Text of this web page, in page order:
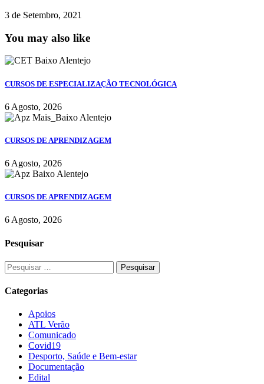
3 de Setembro, 2021
You may also like
CURSOS DE ESPECIALIZAÇÃO TECNOLÓGICA
6 Agosto, 2026
CURSOS DE APRENDIZAGEM
6 Agosto, 2026
CURSOS DE APRENDIZAGEM
6 Agosto, 2026
Pesquisar
Categorias
Apoios
ATL Verão
Comunicado
Covid19
Desporto, Saúde e Bem-estar
Documentação
Edital